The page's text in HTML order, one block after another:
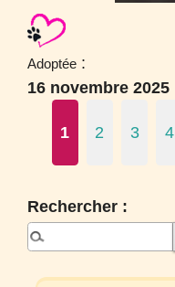
Adoptée :
16 novembre 2025
1 2 3 4
Rechercher :